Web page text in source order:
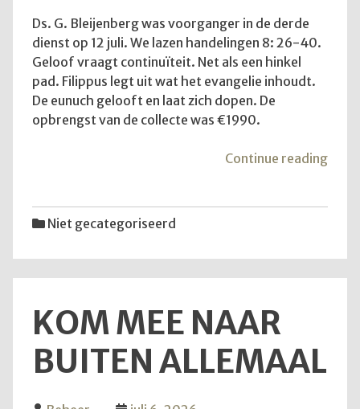
Ds. G. Bleijenberg was voorganger in de derde
dienst op 12 juli. We lazen handelingen 8: 26-40.
Geloof vraagt continuïteit. Net als een hinkel
pad. Filippus legt uit wat het evangelie inhoudt.
De eunuch gelooft en laat zich dopen. De
opbrengst van de collecte was €1990.
Continue reading"De
Niet gecategoriseerd
KOM MEE NAAR
BUITEN ALLEMAAL